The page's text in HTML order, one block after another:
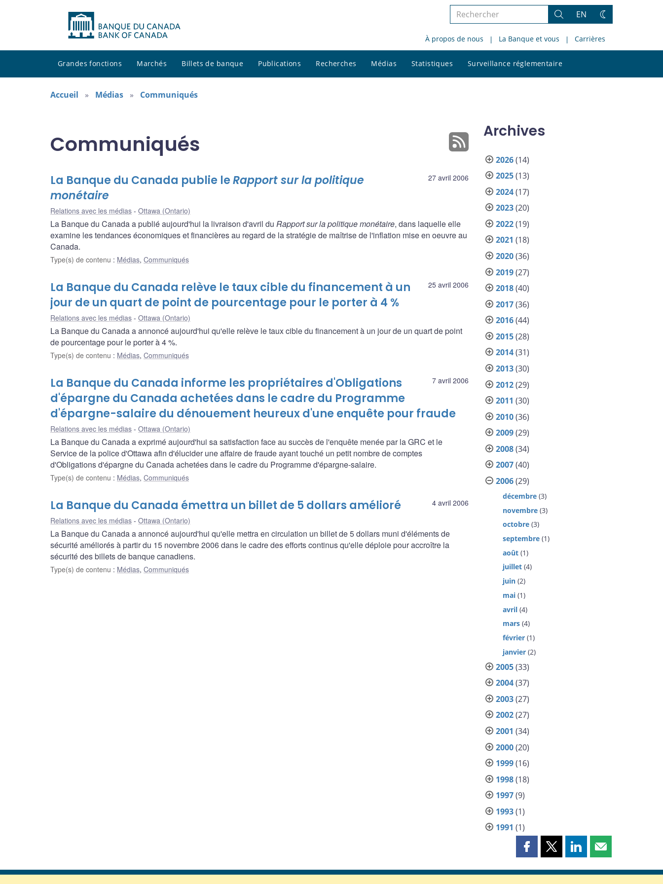
Rechercher
le
site
Rechercher
EN
Changez
thème
À propos de nous La Banque et vous Carrières
Grandes fonctions Marchés Billets de banque Publications Recherches Médias Statistiques Surveillance réglementaire
le
Accueil Médias Communiqués
Communiqués
27 avril 2006
La Banque du Canada publie leRapport sur la politique
monétaire
Relations avec les médias Ottawa (Ontario)
La Banque du Canada a publié aujourd'hui la livraison d'avril du Rapport sur la politique monétaire, dans laquelle elle
examine les tendances économiques et financières au regard de la stratégie de maîtrise de l'inflation mise en oeuvre au
Canada.
Type(s) de contenu : Médias, Communiqués
25 avril 2006
La Banque du Canada relève le taux cible du financement à un
jour de un quart de point de pourcentage pour le porter à 4 %
Relations avec les médias Ottawa (Ontario)
La Banque du Canada a annoncé aujourd'hui qu'elle relève le taux cible du financement à un jour de un quart de point
de pourcentage pour le porter à 4 %.
Type(s) de contenu : Médias, Communiqués
7 avril 2006
La Banque du Canada informe les propriétaires d'Obligations
d'épargne du Canada achetées dans le cadre du Programme
d'épargne-salaire du dénouement heureux d'une enquête pour fraude
Relations avec les médias Ottawa (Ontario)
La Banque du Canada a exprimé aujourd'hui sa satisfaction face au succès de l'enquête menée par la GRC et le
Service de la police d'Ottawa afin d'élucider une affaire de fraude ayant touché un petit nombre de comptes
d'Obligations d'épargne du Canada achetées dans le cadre du Programme d'épargne-salaire.
Type(s) de contenu : Médias, Communiqués
4 avril 2006
La Banque du Canada émettra un billet de 5 dollars amélioré
Relations avec les médias Ottawa (Ontario)
La Banque du Canada a annoncé aujourd'hui qu'elle mettra en circulation un billet de 5 dollars muni d'éléments de
sécurité améliorés à partir du 15 novembre 2006 dans le cadre des efforts continus qu'elle déploie pour accroître la
sécurité des billets de banque canadiens.
Type(s) de contenu : Médias, Communiqués
Archives
2026(14)
2025(13)
2024(17)
2023(20)
2022(19)
2021 (18)
2020(36)
2019(27)
2018(40)
2017(36)
2016(44)
2015(28)
2014(31)
2013(30)
2012(29)
2011 (30)
2010(36)
2009(29)
2008(34)
2007(40)
2006(29)
décembre (3)
novembre (3)
octobre (3)
septembre (1)
août (1)
juillet (4)
juin (2)
mai (1)
avril (4)
mars (4)
février (1)
janvier (2)
2005(33)
2004(37)
2003(27)
2002(27)
2001 (34)
2000(20)
1999(16)
1998(18)
1997(9)
1993(1)
1991 (1)
Partager
page
Partager
page
Partager
page
Partager
page